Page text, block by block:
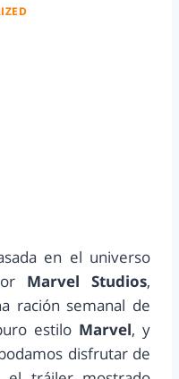
en el universo
Marvel Studios,
ración semanal de
estilo Marvel, y
disfrutar de